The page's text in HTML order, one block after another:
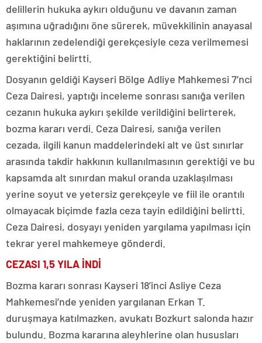
delillerin hukuka aykırı olduğunu ve davanın zaman
aşımına uğradığını öne sürerek, müvekkilinin anayasal
haklarının zedelendiği gerekçesiyle ceza verilmemesi
gerektiğini belirtti.
Dosyanın geldiği Kayseri Bölge Adliye Mahkemesi 7’nci
Ceza Dairesi, yaptığı inceleme sonrası sanığa verilen
cezanın hukuka aykırı şekilde verildiğini belirterek,
bozma kararı verdi. Ceza Dairesi, sanığa verilen
cezada, ilgili kanun maddelerindeki alt ve üst sınırlar
arasında takdir hakkının kullanılmasının gerektiği ve bu
kapsamda alt sınırdan makul oranda uzaklaşılması
yerine soyut ve yetersiz gerekçeyle ve fiil ile orantılı
olmayacak biçimde fazla ceza tayin edildiğini belirtti.
Ceza Dairesi, dosyayı yeniden yargılama yapılması için
tekrar yerel mahkemeye gönderdi.
CEZASI 1,5 YILA İNDİ
Bozma kararı sonrası Kayseri 18’inci Asliye Ceza
Mahkemesi’nde yeniden yargılanan Erkan T.
duruşmaya katılmazken, avukatı Bozkurt salonda hazır
bulundu. Bozma kararına aleyhlerine olan hususları